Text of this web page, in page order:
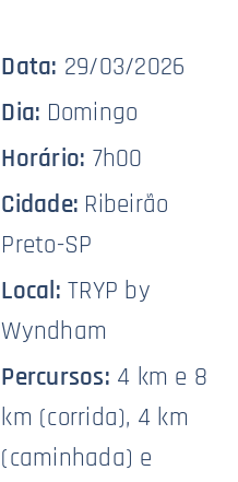
Data: 29/03/2026
Dia: Domingo
Horário: 7h00
Cidade: Ribeirão
Preto-SP
Local: TRYP by
Wyndham
Percursos: 4 km e 8
km (corrida), 4 km
(caminhada) e